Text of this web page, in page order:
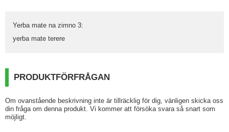
Yerba mate na zimno 3:
yerba mate terere
PRODUKTFÖRFRÅGAN
Om ovanstående beskrivning inte är tillräcklig för dig, vänligen skicka oss
din fråga om denna produkt. Vi kommer att försöka svara så snart som
möjligt.